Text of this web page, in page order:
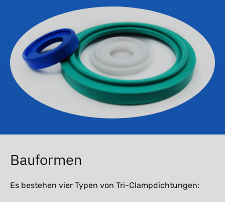
Bauformen
Es bestehen vier Typen von Tri-Clampdichtungen: